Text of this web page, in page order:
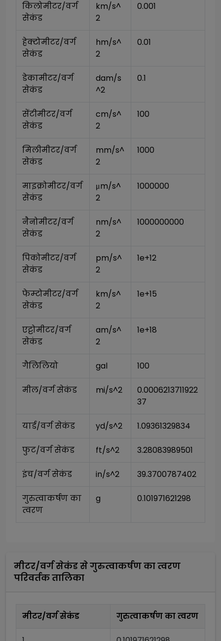
किलोमीटर/वर्ग
सेकंड
km/s^
2
0.001
हेक्टोमीटर/वर्ग
सेकंड
hm/s^
2
0.01
डेकामीटर/वर्ग
सेकंड
dam/s
^2
0.1
सेंटीमीटर/वर्ग
सेकंड
cm/s^
2
100
मिलीमीटर/वर्ग
सेकंड
mm/s^
2
1000
माइक्रोमीटर/वर्ग
सेकंड
μm/s^
2
1000000
नैनोमीटर/वर्ग
सेकंड
nm/s^
2
1000000000
पिकोमीटर/वर्ग
सेकंड
pm/s^
2
1e+12
फेम्टोमीटर/वर्ग
सेकंड
km/s^
2
1e+15
एट्टोमीटर/वर्ग
सेकंड
am/s^
2
1e+18
गैलिलियो gal 100
मील/वर्ग सेकंड mi/s^2
0.0006213711922
37
यार्ड/वर्ग सेकंड yd/s^2 1.09361329834
फुट/वर्ग सेकंड ft/s^2 3.28083989501
इंच/वर्ग सेकंड in/s^2 39.3700787402
गुरुत्वाकर्षण का
त्वरण
g 0.101971621298
मीटर/वर्ग सेकंडसेगुरुत्वाकर्षण का त्वरण
परिवर्तक तालिका
मीटर/वर्ग सेकंड गुरुत्वाकर्षण का त्वरण